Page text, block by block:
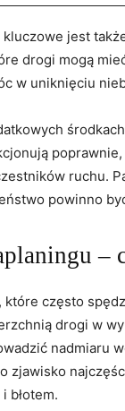
jest
drogi ⁤mogą
w uniknięciu
ruchu.
​powinno
⁣–
często
drogi‍ w
nadmiaru
‍zjawisko
błotem.